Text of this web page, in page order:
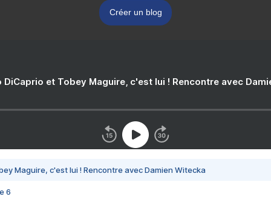
Créer un blog
DiCaprio et Tobey Maguire, c'est lui ! Rencontre avec
Maguire, c'est lui ! Rencontre avec Damien Witecka
6